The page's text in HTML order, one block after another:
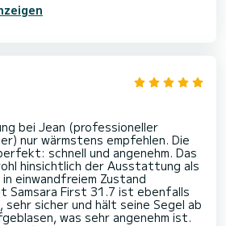
bei Jean (professioneller
nur wärmstens empfehlen. Die
schnell und angenehm. Das
hinsichtlich der Ausstattung als
einwandfreiem Zustand
Samsara First 31.7 ist ebenfalls
sicher und hält seine Segel ab
was sehr angenehm ist.